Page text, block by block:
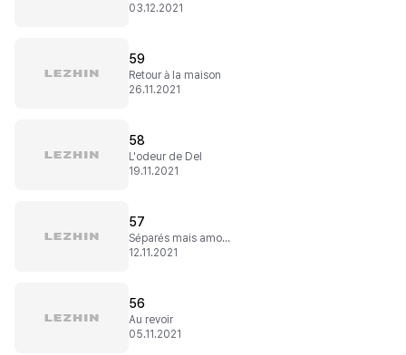
03.12.2021
59
Retour à la maison
26.11.2021
58
L'odeur de Del
19.11.2021
57
Séparés mais amoureux
12.11.2021
56
Au revoir
05.11.2021